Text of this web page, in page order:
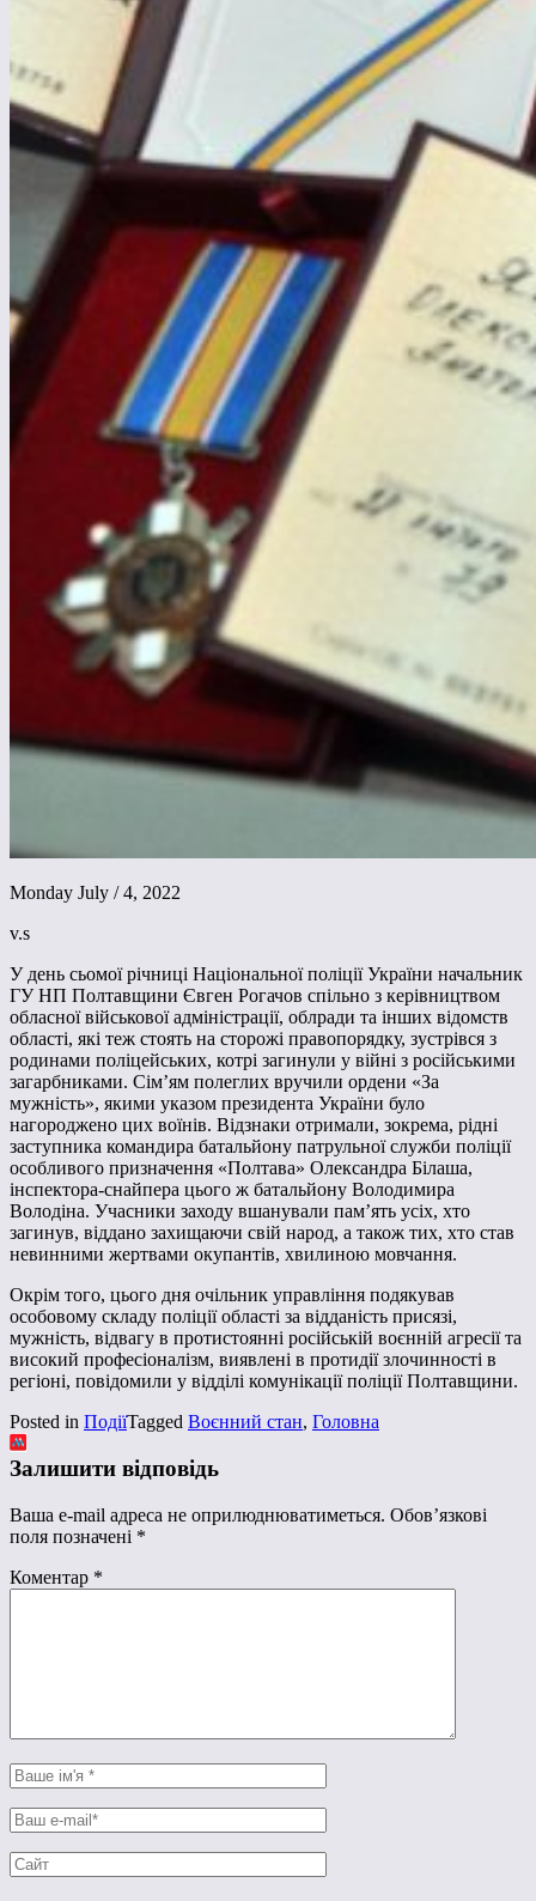
Monday July / 4, 2022
v.s
У день сьомої річниці Національної поліції України начальник
ГУ НП Полтавщини Євген Рогачов спільно з керівництвом
обласної військової адміністрації, облради та інших відомств
області, які теж стоять на сторожі правопорядку, зустрівся з
родинами поліцейських, котрі загинули у війні з російськими
загарбниками. Сім’ям полеглих вручили ордени «За
мужність», якими указом президента України було
нагороджено цих воїнів. Відзнаки отримали, зокрема, рідні
заступника командира батальйону патрульної служби поліції
особливого призначення «Полтава» Олександра Білаша,
інспектора-снайпера цього ж батальйону Володимира
Володіна. Учасники заходу вшанували пам’ять усіх, хто
загинув, віддано захищаючи свій народ, а також тих, хто став
невинними жертвами окупантів, хвилиною мовчання.
Окрім того, цього дня очільник управління подякував
особовому складу поліції області за відданість присязі,
мужність, відвагу в протистоянні російській воєнній агресії та
високий професіоналізм, виявлені в протидії злочинності в
регіоні, повідомили у відділі комунікації поліції Полтавщини.
Posted in ПодіїTagged Воєнний стан, Головна
Залишити відповідь
Ваша e-mail адреса не оприлюднюватиметься. Обов’язкові
поля позначені *
Коментар *